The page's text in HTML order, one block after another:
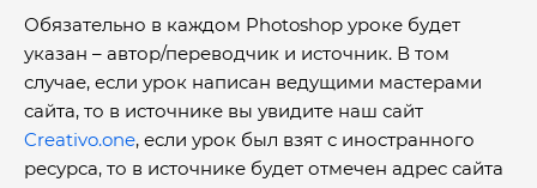
Обязательно в каждом Photoshop уроке будет
указан – автор/переводчик и источник. В том
случае, если урок написан ведущими мастерами
сайта, то в источнике вы увидите наш сайт
Creativo.one, если урок был взят с иностранного
ресурса, то в источнике будет отмечен адрес сайта